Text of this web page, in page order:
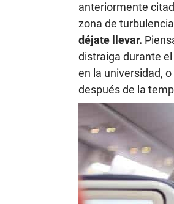
anteriormente
zona de
déjate llevar.
distraiga durante
en la universidad,
después de la